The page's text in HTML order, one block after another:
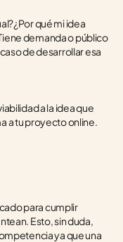
qué mi idea
demanda o público
de desarrollar esa
a la idea que
a tu proyecto online.
para cumplir
Esto, sin duda,
ya que una